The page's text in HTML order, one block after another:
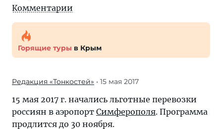
Комментарии
Горящие туры в Крым
Редакция «Тонкостей» • 15 мая 2017
15 мая 2017 г. начались льготные перевозки
россиян в аэропорт Симферополя. Программа
продлится до 30 ноября.